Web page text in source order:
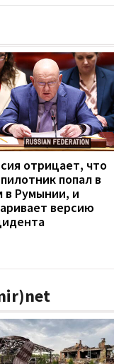
отрицает, что
попал в
в Румынии, и
версию